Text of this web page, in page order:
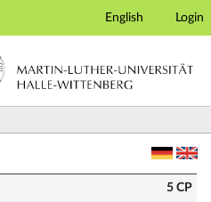
English Login
5 CP